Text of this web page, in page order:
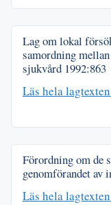
Lag om lokal
samordning
sjukvård 1992:863
Läs hela
Förordning om de
genomförandet av
Läs hela